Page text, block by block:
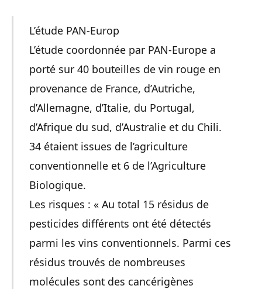
L’étude PAN-Europ
L’étude coordonnée par PAN-Europe a
porté sur 40 bouteilles de vin rouge en
provenance de France, d’Autriche,
d’Allemagne, d’Italie, du Portugal,
d’Afrique du sud, d’Australie et du Chili.
34 étaient issues de l’agriculture
conventionnelle et 6 de l’Agriculture
Biologique.
Les risques : « Au total 15 résidus de
pesticides différents ont été détectés
parmi les vins conventionnels. Parmi ces
résidus trouvés de nombreuses
molécules sont des cancérigènes